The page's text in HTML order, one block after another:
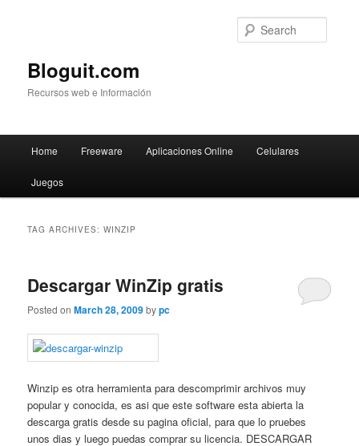
Bloguit.com
Recursos web e Información
Skip
to
Skip
to
Home Freeware Aplicaciones Online Celulares
Juegos
TAG ARCHIVES:WINZIP
Descargar WinZip gratis
Posted onMarch 28, 2009bypc
Winzip es otra herramienta para descomprimir archivos muy
popular y conocida, es asi que este software esta abierta la
descarga gratis desde su pagina oficial, para que lo pruebes
unos dias y luego puedas comprar su licencia. DESCARGAR